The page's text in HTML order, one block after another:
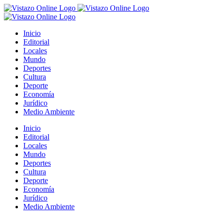
Saltar
al
Inicio
Editorial
Locales
Mundo
Deportes
Cultura
Deporte
Economía
Jurídico
Medio Ambiente
Inicio
Editorial
Locales
Mundo
Deportes
Cultura
Deporte
Economía
Jurídico
Medio Ambiente